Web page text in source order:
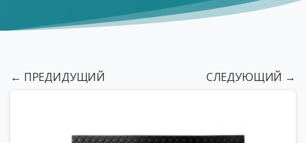
← ПРЕДИДУЩИЙ СЛЕДУЮЩИЙ →